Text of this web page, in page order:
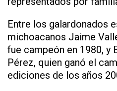
Entre los galardonados
michoacanos Jaime
fue campeón en 1980, y
Pérez, quien ganó el
ediciones de los años